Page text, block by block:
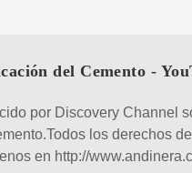
del Cemento -
por Discovery Channel
los derechos
en http://